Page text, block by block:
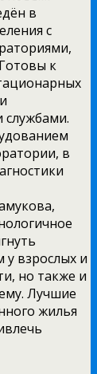
в
с
к
службами.
в
у взрослых и
но также и
Лучшие
жилья